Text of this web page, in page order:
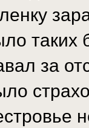
таких
за